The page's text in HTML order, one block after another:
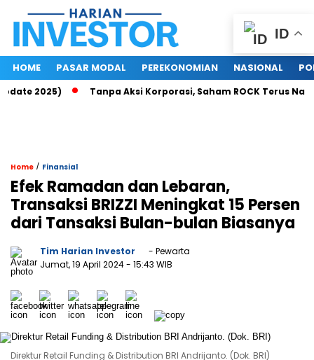
HOME PASAR MODAL PEREKONOMIAN NASIONAL
2025) Tanpa Aksi Korporasi, Saham ROCK Terus Naik,
Home / Finansial
Efek Ramadan dan Lebaran,
Transaksi BRIZZI Meningkat 15 Persen
dari Tansaksi Bulan-bulan Biasanya
Tim Harian Investor
- Pewarta
Jumat, 19 April 2024- 15:43 WIB
Direktur Retail Funding & Distribution BRI Andrijanto. (Dok. BRI)
ID